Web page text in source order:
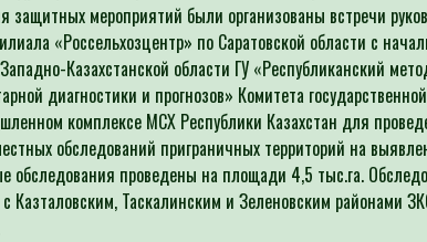
защитных мероприятий были организованы встречи
«Россельхозцентр» по Саратовской области с
Казахстанской области ГУ «Республиканский
диагностики и прогнозов» Комитета
комплексе МСХ Республики Казахстан для
обследований приграничных территорий на
обследования проведены на площади 4,5 тыс.га.
Казталовским, Таскалинским и Зеленовским районами